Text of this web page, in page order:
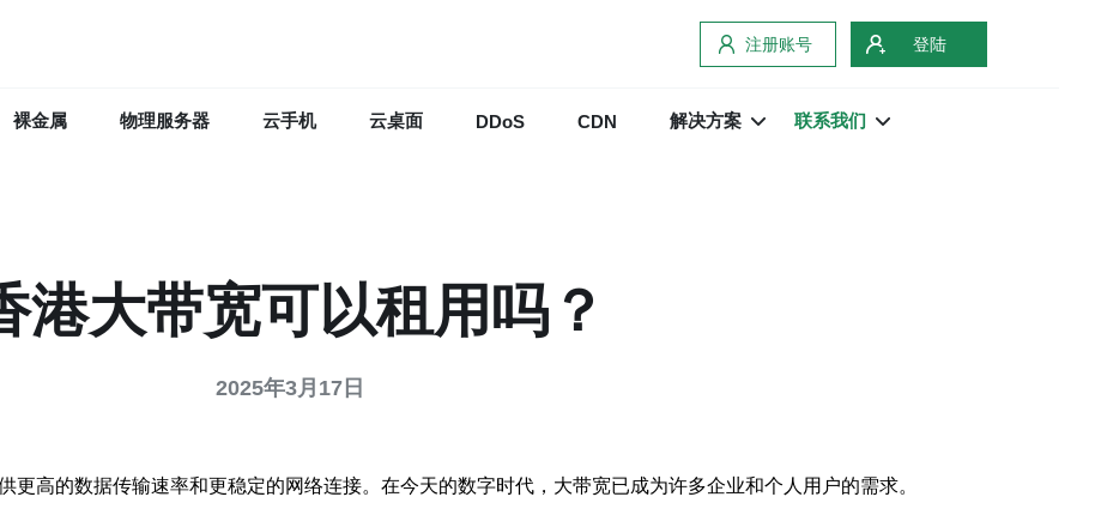
注册账号 登陆
裸金属 物理服务器 云手机 云桌面 DDoS CDN 解决方案 联系我们
港大带宽可以租用吗？
2025年3月17日
高的数据传输速率和更稳定的网络连接。在今天的数字时代，大带宽已成为许多企业和个人用户的需求。